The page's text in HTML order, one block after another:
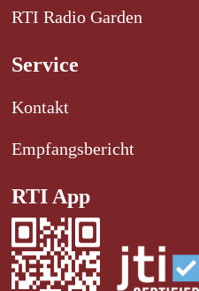
RTI Radio Garden
Service
Kontakt
Empfangsbericht
RTI App